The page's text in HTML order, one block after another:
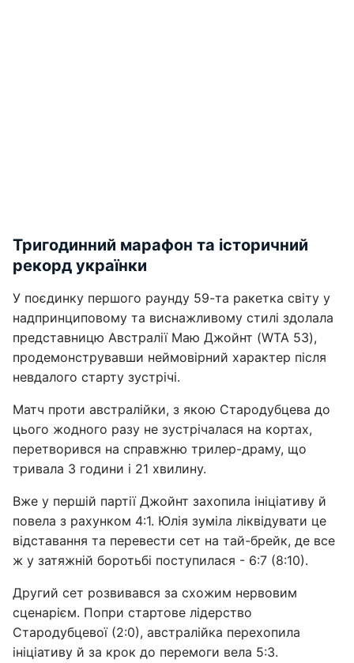
Тригодинний марафон та історичний
рекорд українки
У поєдинку першого раунду 59-та ракетка світу у
надпринциповому та виснажливому стилі здолала
представницю Австралії Маю Джойнт (WTA 53),
продемонструвавши неймовірний характер після
невдалого старту зустрічі.
Матч проти австралійки, з якою Стародубцева до
цього жодного разу не зустрічалася на кортах,
перетворився на справжню трилер-драму, що
тривала 3 години і 21 хвилину.
Вже у першій партії Джойнт захопила ініціативу й
повела з рахунком 4:1. Юлія зуміла ліквідувати це
відставання та перевести сет на тай-брейк, де все
ж у затяжній боротьбі поступилася - 6:7 (8:10).
Другий сет розвивався за схожим нервовим
сценарієм. Попри стартове лідерство
Стародубцевої (2:0), австралійка перехопила
ініціативу й за крок до перемоги вела 5:3.